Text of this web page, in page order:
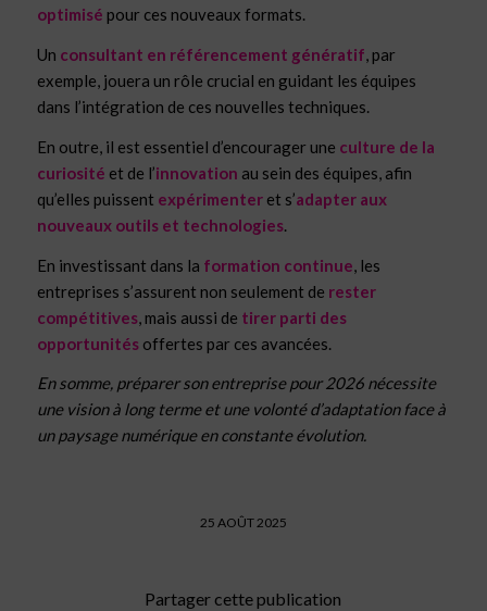
optimisé pour ces nouveaux formats.
Un consultant en référencement génératif, par
exemple, jouera un rôle crucial en guidant les équipes
dans l’intégration de ces nouvelles techniques.
En outre, il est essentiel d’encourager une culture de la
curiosité et de l’innovation au sein des équipes, afin
qu’elles puissent expérimenteret s’adapter aux
nouveaux outils et technologies.
En investissant dans la formation continue, les
entreprises s’assurent non seulement de rester
compétitives, mais aussi de tirer parti des
opportunitésoffertes par ces avancées.
En somme, préparer son entreprise pour 2026 nécessite
une vision à long terme et une volonté d’adaptation face à
un paysage numérique en constante évolution.
25 AOÛT 2025
Partager cette publication